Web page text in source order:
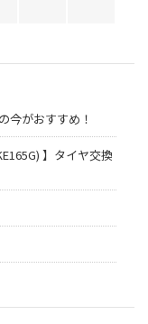
今がおすすめ！
】タイヤ交換